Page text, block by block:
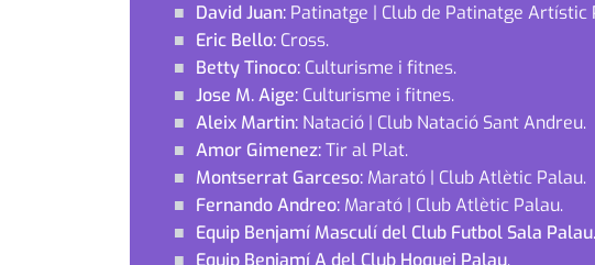
David Juan: Patinatge | Club de Patinatge Artístic
Eric Bello: Cross.
Betty Tinoco: Culturisme i fitnes.
Jose M. Aige: Culturisme i fitnes.
Aleix Martin: Natació | Club Natació Sant Andreu.
Amor Gimenez:Tir al Plat.
Montserrat Garceso: Marató | Club Atlètic Palau.
Fernando Andreo: Marató | Club Atlètic Palau.
Equip Benjamí Masculí del Club Futbol Sala Palau.
Equip Benjamí A del Club Hoquei Palau.